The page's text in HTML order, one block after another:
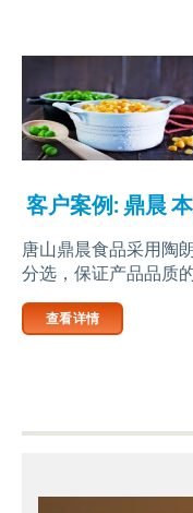
客户案例: 鼎晨
唐山鼎晨食品采用陶
分选，保证产品品质
查看详情